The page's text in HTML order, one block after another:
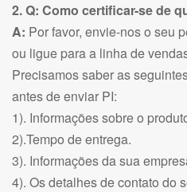
2. Q: Como certificar-se de
A: Por favor, envie-nos o seu
ou ligue para a linha de
Precisamos saber as
antes de enviar PI:
1). Informações sobre o
2).Tempo de entrega.
3). Informações da sua
4). Os detalhes de contato do